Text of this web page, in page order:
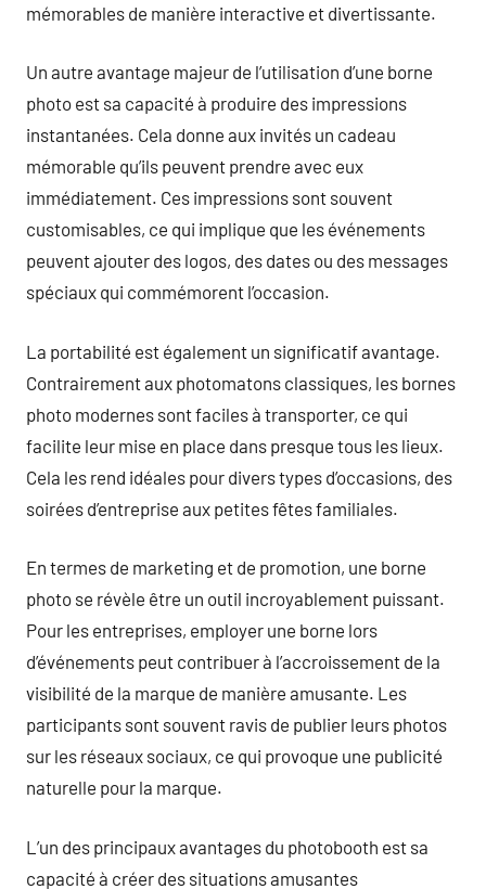
mémorables de manière interactive et divertissante.
Un autre avantage majeur de l’utilisation d’une borne
photo est sa capacité à produire des impressions
instantanées. Cela donne aux invités un cadeau
mémorable qu’ils peuvent prendre avec eux
immédiatement. Ces impressions sont souvent
customisables, ce qui implique que les événements
peuvent ajouter des logos, des dates ou des messages
spéciaux qui commémorent l’occasion.
La portabilité est également un significatif avantage.
Contrairement aux photomatons classiques, les bornes
photo modernes sont faciles à transporter, ce qui
facilite leur mise en place dans presque tous les lieux.
Cela les rend idéales pour divers types d’occasions, des
soirées d’entreprise aux petites fêtes familiales.
En termes de marketing et de promotion, une borne
photo se révèle être un outil incroyablement puissant.
Pour les entreprises, employer une borne lors
d’événements peut contribuer à l’accroissement de la
visibilité de la marque de manière amusante. Les
participants sont souvent ravis de publier leurs photos
sur les réseaux sociaux, ce qui provoque une publicité
naturelle pour la marque.
L’un des principaux avantages du photobooth est sa
capacité à créer des situations amusantes